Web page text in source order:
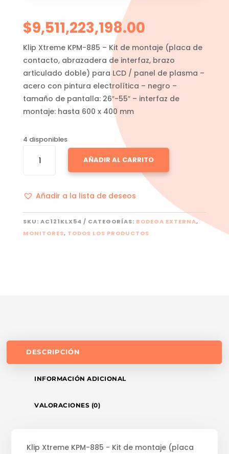
$9,511,223,198.00
Klip Xtreme KPM-885 – Kit de montaje (placa de
contacto, abrazadera de interfaz, brazo
articulado doble) para LCD / panel de plasma –
acero con pintura electrolítica – negro –
tamaño de pantalla: 26″-55″ – interfaz de
montaje: hasta 600 x 400 mm
4 disponibles
XTREME
AÑADIR AL CARRITO
Añadir a la lista de deseos
SKU: AC121KLX54 CATEGORÍAS: BODEGA EXTERNA,
MONITORES, TODOS LOS PRODUCTOS
DESCRIPCIÓN
INFORMACIÓN ADICIONAL
VALORACIONES (0)
Klip Xtreme KPM-885 - Kit de montaje (placa